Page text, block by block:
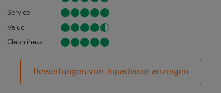
Service
Value
Cleanliness
Bewertungen von Tripadvisor anzeigen